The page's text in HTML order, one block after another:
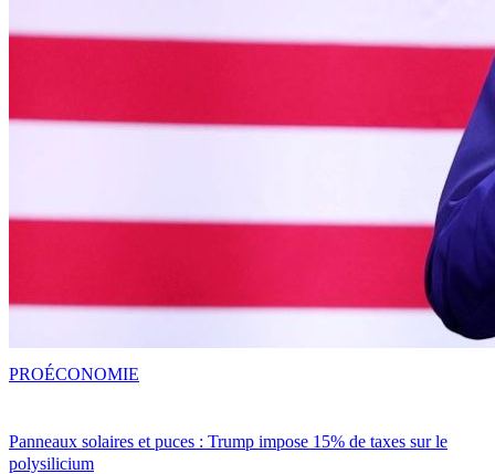
Panneaux solaires et puces : Trump impose 15% de taxes sur le
polysilicium
PROÉCONOMIE